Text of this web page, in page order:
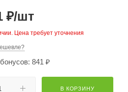
₽/шт
Цена требует уточнения
841 ₽
В КОРЗИНУ